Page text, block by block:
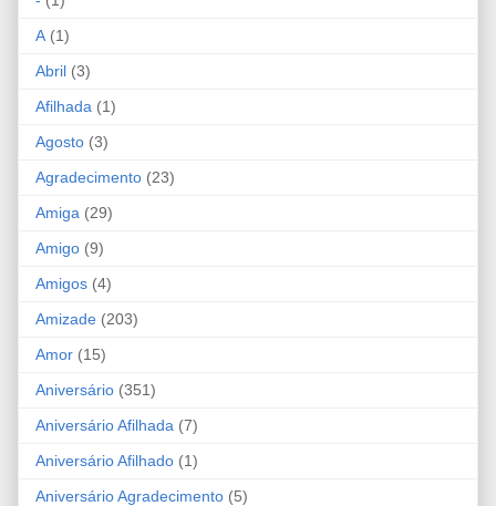
A (1)
Abril (3)
Afilhada (1)
Agosto (3)
Agradecimento (23)
Amiga (29)
Amigo (9)
Amigos (4)
Amizade (203)
Amor (15)
Aniversário (351)
Aniversário Afilhada (7)
Aniversário Afilhado (1)
Aniversário Agradecimento (5)